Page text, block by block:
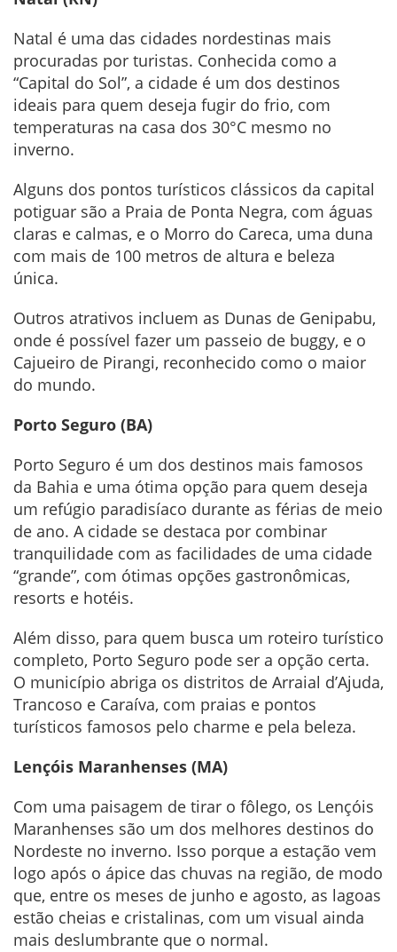
Natal é uma das cidades nordestinas mais
procuradas por turistas. Conhecida como a
“Capital do Sol”, a cidade é um dos destinos
ideais para quem deseja fugir do frio, com
temperaturas na casa dos 30°C mesmo no
inverno.
Alguns dos pontos turísticos clássicos da capital
potiguar são a Praia de Ponta Negra, com águas
claras e calmas, e o Morro do Careca, uma duna
com mais de 100 metros de altura e beleza
única.
Outros atrativos incluem as Dunas de Genipabu,
onde é possível fazer um passeio de buggy, e o
Cajueiro de Pirangi, reconhecido como o maior
do mundo.
Porto Seguro (BA)
Porto Seguro é um dos destinos mais famosos
da Bahia e uma ótima opção para quem deseja
um refúgio paradisíaco durante as férias de meio
de ano. A cidade se destaca por combinar
tranquilidade com as facilidades de uma cidade
“grande”, com ótimas opções gastronômicas,
resorts e hotéis.
Além disso, para quem busca um roteiro turístico
completo, Porto Seguro pode ser a opção certa.
O município abriga os distritos de Arraial d’Ajuda,
Trancoso e Caraíva, com praias e pontos
turísticos famosos pelo charme e pela beleza.
Lençóis Maranhenses (MA)
Com uma paisagem de tirar o fôlego, os Lençóis
Maranhenses são um dos melhores destinos do
Nordeste no inverno. Isso porque a estação vem
logo após o ápice das chuvas na região, de modo
que, entre os meses de junho e agosto, as lagoas
estão cheias e cristalinas, com um visual ainda
mais deslumbrante que o normal.